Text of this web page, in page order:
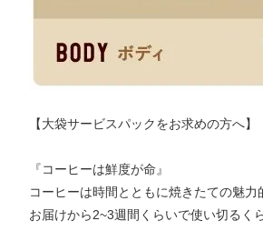
【大袋サービスパックをお求めの方へ】
『コーヒーは鮮度が命』
コーヒーは時間とともに焼きたての魅力
お届けから2~3週間くらいで使い切るく